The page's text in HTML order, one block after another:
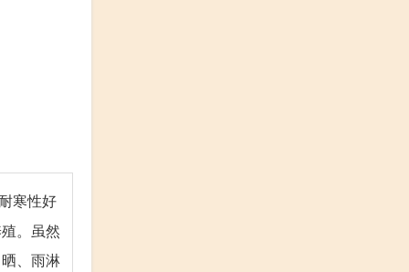
寒性好
。虽然
、雨淋